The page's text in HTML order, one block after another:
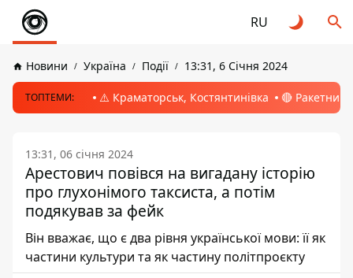
RU
Новини Україна Події 13:31, 6 Січня 2024
ТОПТЕМИ: ⚠️ Краматорськ, Костянтинівка 🔴 Ракетний
13:31, 06 січня 2024
Арестович повівся на вигадану історію
про глухонімого таксиста, а потім
подякував за фейк
Він вважає, що є два рівня української мови: її як
частини культури та як частину політпроєкту